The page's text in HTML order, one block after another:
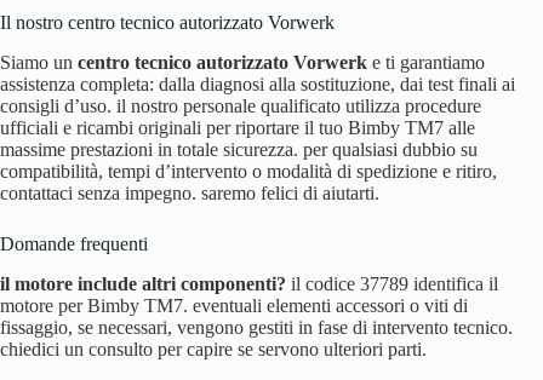
Il nostro centro tecnico autorizzato Vorwerk
Siamo un centro tecnico autorizzato Vorwerk e ti garantiamo
assistenza completa: dalla diagnosi alla sostituzione, dai test finali ai
consigli d’uso. il nostro personale qualificato utilizza procedure
ufficiali e ricambi originali per riportare il tuo Bimby TM7 alle
massime prestazioni in totale sicurezza. per qualsiasi dubbio su
compatibilità, tempi d’intervento o modalità di spedizione e ritiro,
contattaci senza impegno. saremo felici di aiutarti.
Domande frequenti
il motore include altri componenti? il codice 37789 identifica il
motore per Bimby TM7. eventuali elementi accessori o viti di
fissaggio, se necessari, vengono gestiti in fase di intervento tecnico.
chiedici un consulto per capire se servono ulteriori parti.